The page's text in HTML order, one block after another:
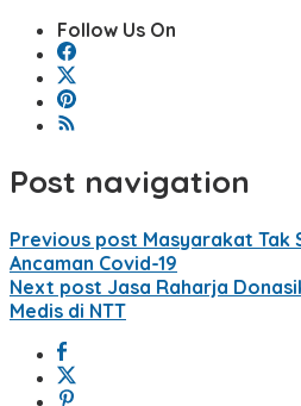
Follow Us On
Post navigation
Previous post Masyarakat Tak
Ancaman Covid-19
Next post Jasa Raharja
Medis di NTT